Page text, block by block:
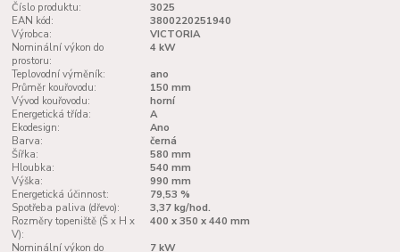
Číslo produktu:
3025
EAN kód:
3800220251940
Výrobca:
VICTORIA
Nominální výkon do
prostoru:
4 kW
Teplovodní výměník:
ano
Průměr kouřovodu:
150 mm
Vývod kouřovodu:
horní
Energetická třída:
A
Ekodesign:
Ano
Barva:
černá
Šířka:
580 mm
Hloubka:
540 mm
Výška:
990 mm
Energetická účinnost:
79,53 %
Spotřeba paliva (dřevo):
3,37 kg/hod.
Rozměry topeniště (Š x H x
V):
400 x 350 x 440 mm
Nominální výkon do
7 kW